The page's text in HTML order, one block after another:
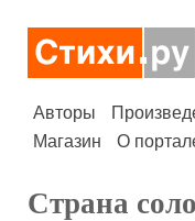
Авторы
Магазин
О
Страна